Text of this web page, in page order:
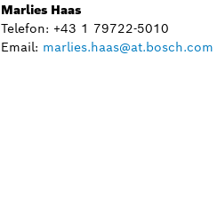
Marlies Haas
Telefon: +43 1 79722-5010
Email: marlies.haas@at.bosch.com